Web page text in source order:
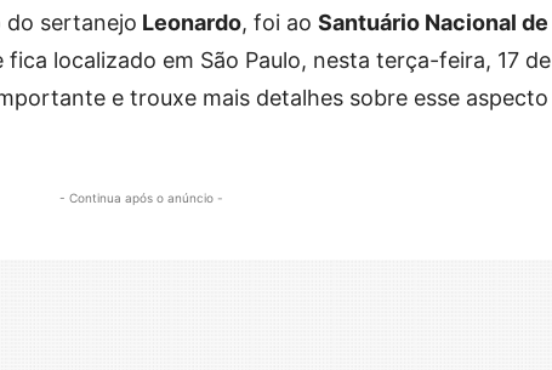
do sertanejo Leonardo, foi ao Santuário Nacional de
fica localizado em São Paulo, nesta terça-feira, 17 de
e trouxe mais detalhes sobre esse aspecto
- Continua após o anúncio -